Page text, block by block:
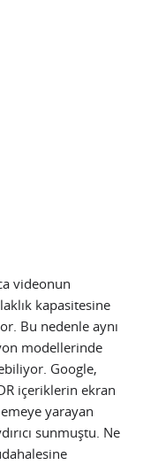
videonun
kapasitesine
Bu nedenle aynı
modellerinde
Google,
içeriklerin ekran
yarayan
sunmuştu. Ne